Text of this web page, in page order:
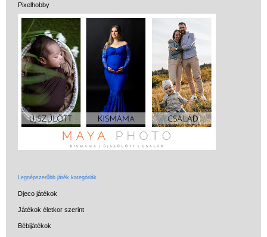
Pixelhobby
Legnépszerűbb játék kategóriák
Djeco játékok
Játékok életkor szerint
Bébijátékok